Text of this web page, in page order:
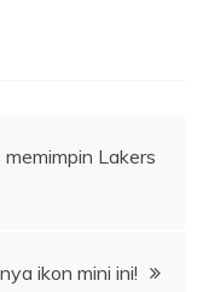
Lakers
ikon mini ini!